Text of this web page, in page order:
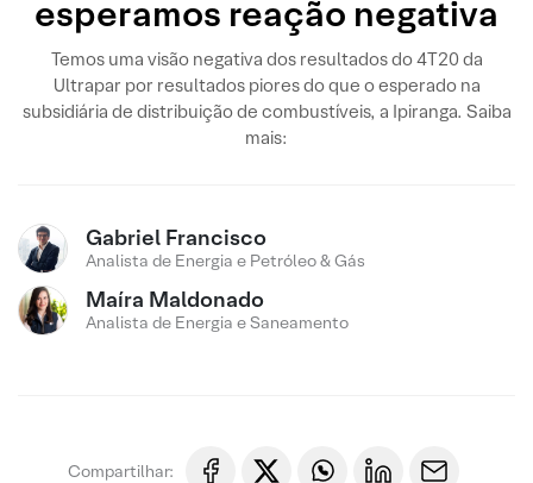
esperamos reação negativa
Temos uma visão negativa dos resultados do 4T20 da
Ultrapar por resultados piores do que o esperado na
subsidiária de distribuição de combustíveis, a Ipiranga. Saiba
mais:
Gabriel Francisco
Analista de Energia e Petróleo & Gás
Maíra Maldonado
Analista de Energia e Saneamento
Compartilhar: